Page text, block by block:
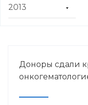
Доноры сдали